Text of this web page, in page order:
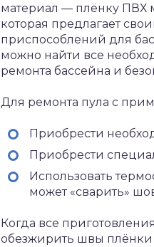
материал — плёнку ПВХ
которая предлагает
приспособлений для
можно найти все
ремонта бассейна и
Для ремонта пула с
Приобрести
Приобрести
Использовать
может «сварить»
Когда все
обезжирить швы